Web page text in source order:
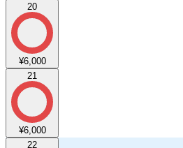
20
¥6,000
21
¥6,000
22